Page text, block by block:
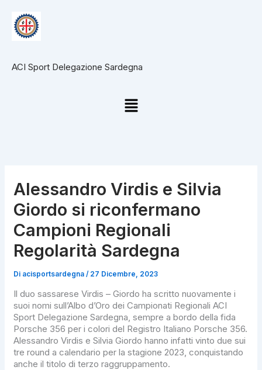
contenuto
ACI Sport Delegazione Sardegna
Menu
Alessandro Virdis e Silvia
Giordo si riconfermano
Campioni Regionali
Regolarità Sardegna
Di acisportsardegna/ 27 Dicembre, 2023
Il duo sassarese Virdis – Giordo ha scritto nuovamente i
suoi nomi sull’Albo d’Oro dei Campionati Regionali ACI
Sport Delegazione Sardegna, sempre a bordo della fida
Porsche 356 per i colori del Registro Italiano Porsche 356.
Alessandro Virdis e Silvia Giordo hanno infatti vinto due sui
tre round a calendario per la stagione 2023, conquistando
anche il titolo di terzo raggruppamento.